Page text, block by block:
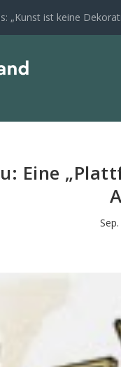
„Kunst ist keine
Eine